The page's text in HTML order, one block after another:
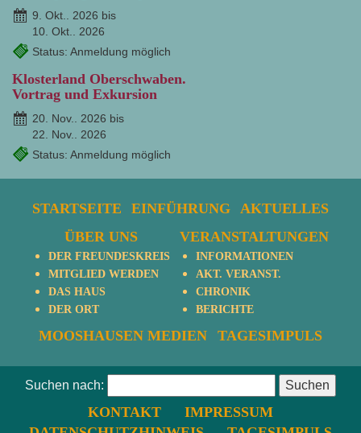
9. Okt.. 2026 bis
10. Okt.. 2026
Status: Anmeldung möglich
Klosterland Oberschwaben.
Vortrag und Exkursion
20. Nov.. 2026 bis
22. Nov.. 2026
Status: Anmeldung möglich
STARTSEITE EINFÜHRUNG
AKTUELLES
ÜBER UNS
DER FREUNDESKREIS
MITGLIED WERDEN
DAS HAUS
DER ORT
VERANSTALTUNGEN
INFORMATIONEN
AKT. VERANST.
CHRONIK
BERICHTE
MOOSHAUSEN MEDIEN TAGESIMPULS
Suchen nach:
KONTAKT
IMPRESSUM